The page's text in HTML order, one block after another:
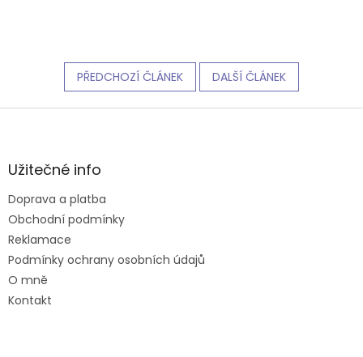
PŘEDCHOZÍ ČLÁNEK DALŠÍ ČLÁNEK
Z
aUžitečné info
Doprava a platba
Obchodní podmínky
Reklamace
Podmínky ochrany osobních údajů
O mně
Kontakt